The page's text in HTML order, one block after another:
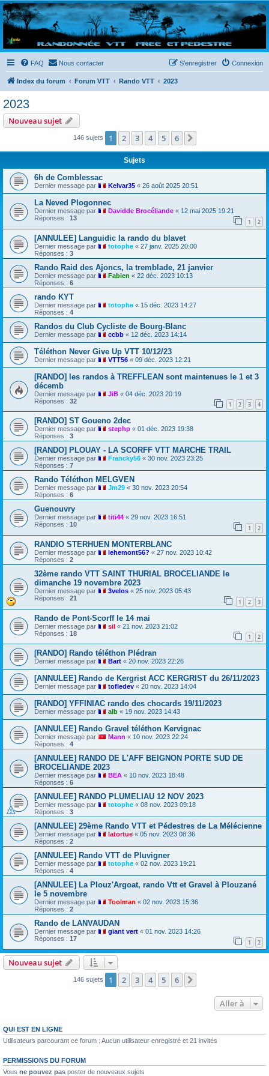
Randovttfree.fr
Bienvenue sur le site des randos vtt et pédestre de Bretagne . Bonne navigation sur le site
et bonnes randos dans l'Ouest !
FAQ Nous contacter Connexion
S’enregistrer
Index du forum Forum VTT Rando VTT 2023
2023
Nouveau sujet
146 sujets 1 2 3 4 5 6
Sujets
6h de Comblessac
Dernier message par Kelvar35 « 26 août 2025 20:51
La Neved Plogonnec
Dernier message par Davidde Brocéliande « 12 mai 2025 19:21
Réponses : 13 1 2
[ANNULEE] Languidic la rando du blavet
Dernier message par totophe « 27 janv. 2025 20:00
Réponses : 3
Rando Raid des Ajoncs, la tremblade, 21 janvier
Dernier message par Fabien « 22 déc. 2023 10:13
Réponses : 6
rando KYT
Dernier message par totophe « 15 déc. 2023 14:27
Réponses : 4
Randos du Club Cycliste de Bourg-Blanc
Dernier message par ccbb « 12 déc. 2023 14:14
Téléthon Never Give Up VTT 10/12/23
Dernier message par VTT56 « 09 déc. 2023 12:21
[RANDO] les randos à TREFFLEAN sont maintenues le 1 et 3
décemb
Dernier message par JiB « 04 déc. 2023 20:19
Réponses : 32 1 2 3 4
[RANDO] ST Goueno 2dec
Dernier message par stephp « 01 déc. 2023 19:38
Réponses : 3
[RANDO] PLOUAY - LA SCORFF VTT MARCHE TRAIL
Dernier message par Francky56 « 30 nov. 2023 23:25
Réponses : 7
Rando Téléthon MELGVEN
Dernier message par Jm29 « 30 nov. 2023 20:54
Réponses : 6
Guenouvry
Dernier message par titi44 « 29 nov. 2023 16:51
Réponses : 10 1 2
RANDIO STERHUEN MONTERBLANC
Dernier message par lehemont56? « 27 nov. 2023 10:42
Réponses : 2
32ème rando VTT SAINT THURIAL BROCELIANDE le
dimanche 19 novembre 2023
Dernier message par 3velos « 25 nov. 2023 05:43
Réponses : 21 1 2 3
Rando de Pont-Scorff le 14 mai
Dernier message par sil « 21 nov. 2023 21:02
Réponses : 18 1 2
[RANDO] Rando téléthon Plédran
Dernier message par Bart « 20 nov. 2023 22:26
[ANNULEE] Rando de Kergrist ACC KERGRIST du 26/11/2023
Dernier message par tofledev « 20 nov. 2023 14:04
[RANDO] YFFINIAC rando des chocards 19/11/2023
Dernier message par alb « 19 nov. 2023 14:43
[ANNULEE] Rando Gravel téléthon Kervignac
Dernier message par Mann « 10 nov. 2023 22:24
Réponses : 4
[ANNULEE] RANDO DE L'AFF BEIGNON PORTE SUD DE
BROCELIANDE 2023
Dernier message par BEA « 10 nov. 2023 18:48
Réponses : 6
[ANNULEE] RANDO PLUMELIAU 12 NOV 2023
Dernier message par totophe « 08 nov. 2023 09:18
Réponses : 3
[ANNULEE] 29ème Rando VTT et Pédestres de La Mélécienne
Dernier message par latortue « 05 nov. 2023 08:36
Réponses : 2
[ANNULEE] Rando VTT de Pluvigner
Dernier message par totophe « 02 nov. 2023 19:21
Réponses : 4
[ANNULEE] La Plouz'Argoat, rando Vtt et Gravel à Plouzané
le 5 novembre
Dernier message par Toolman « 02 nov. 2023 15:36
Réponses : 2
Rando de LANVAUDAN
Dernier message par giant vert « 01 nov. 2023 14:26
Réponses : 17 1 2
Nouveau sujet
146 sujets 1 2 3 4 5 6
Aller à
QUI EST EN LIGNE
Utilisateurs parcourant ce forum : Aucun utilisateur enregistré et 21 invités
PERMISSIONS DU FORUM
Vous ne pouvez pas poster de nouveaux sujets